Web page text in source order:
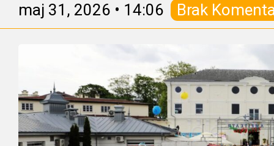
maj 31, 2026 • 14:06 Brak